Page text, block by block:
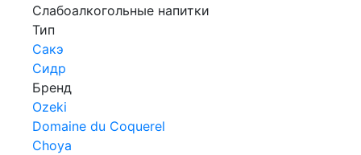
Слабоалкогольные напитки
Тип
Сакэ
Сидр
Бренд
Ozeki
Domaine du Coquerel
Choya